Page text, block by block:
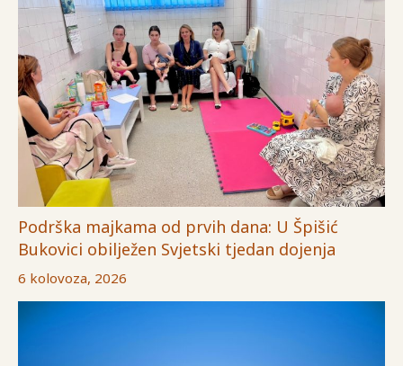
Podrška majkama od prvih dana: U Špišić
Bukovici obilježen Svjetski tjedan dojenja
6 kolovoza, 2026